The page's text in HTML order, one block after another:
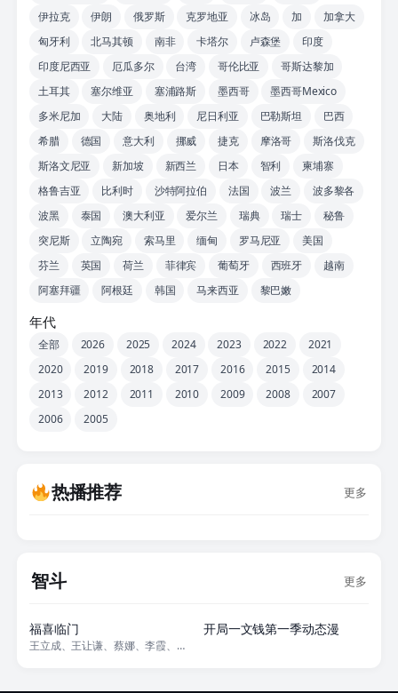
伊拉克
伊朗 俄罗斯 克罗地亚 冰岛 加
加拿大
匈牙利
北马其顿 南非 卡塔尔 卢森堡
印度
印度尼西亚
厄瓜多尔 台湾 哥伦比亚
哥斯达黎加
土耳其
塞尔维亚 塞浦路斯 墨西哥
墨西哥Mexico
多米尼加
大陆 奥地利 尼日利亚 巴勒斯坦
巴西
希腊
德国 意大利 挪威 捷克 摩洛哥
斯洛伐克
斯洛文尼亚
新加坡 新西兰 日本 智利
柬埔寨
格鲁吉亚
比利时 沙特阿拉伯 法国 波兰
波多黎各
波黑
泰国 澳大利亚 爱尔兰 瑞典 瑞士
秘鲁
突尼斯
立陶宛 索马里 缅甸 罗马尼亚
美国
芬兰
英国 荷兰 菲律宾 葡萄牙 西班牙
越南
阿塞拜疆
阿根廷 韩国 马来西亚 黎巴嫩
年代
全部 2026 2025 2024 2023 2022
2021
2020
2019 2018 2017 2016 2015
2014
2013
2012 2011 2010 2009 2008
2007
2006
2005
热播推荐 更多
智斗 更多
福喜临门
王立成、王让谦、蔡娜、李霞、梁珈源、王李鑫、房富蓉
开局一文钱第一季动态漫